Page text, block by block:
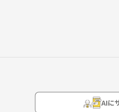
覚化するcolorful boardというもの
します！！
AIに